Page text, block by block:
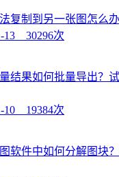
复制到另一张图怎么办
13 30296次
结果如何批量导出？
10 19384次
软件中如何分解图块